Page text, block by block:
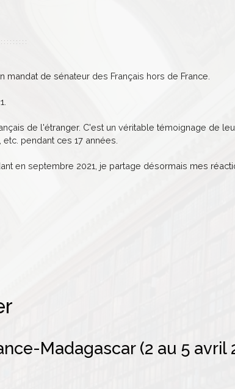
de sénateur des Français hors de France.
de l'étranger. C'est un véritable témoignage de
pendant ces 17 années.
en septembre 2021, je partage désormais mes
Madagascar (2 au 5 avril